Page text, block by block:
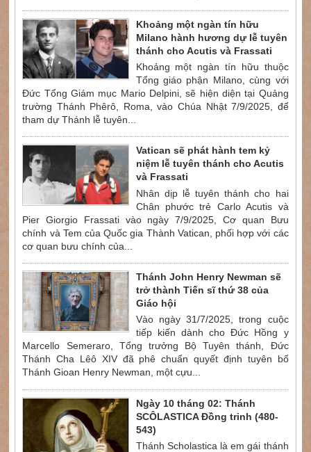
Khoảng một ngàn tín hữu
Milano hành hương dự lễ tuyên
thánh cho Acutis và Frassati
Khoảng một ngàn tín hữu thuộc
Tổng giáo phận Milano, cùng với
Đức Tổng Giám mục Mario Delpini, sẽ hiện diện tại Quảng
trường Thánh Phêrô, Roma, vào Chúa Nhật 7/9/2025, để
tham dự Thánh lễ tuyên...
Vatican sẽ phát hành tem kỷ
niệm lễ tuyên thánh cho Acutis
và Frassati
Nhân dịp lễ tuyên thánh cho hai
Chân phước trẻ Carlo Acutis và
Pier Giorgio Frassati vào ngày 7/9/2025, Cơ quan Bưu
chính và Tem của Quốc gia Thành Vatican, phối hợp với các
cơ quan bưu chính của...
Thánh John Henry Newman sẽ
trở thành Tiến sĩ thứ 38 của
Giáo hội
Vào ngày 31/7/2025, trong cuộc
tiếp kiến dành cho Đức Hồng y
Marcello Semeraro, Tổng trưởng Bộ Tuyên thánh, Đức
Thánh Cha Lêô XIV đã phê chuẩn quyết định tuyên bố
Thánh Gioan Henry Newman, một cựu...
Ngày 10 tháng 02: Thánh
SCÔLASTICA Đồng trinh (480-
543)
Thánh Scholastica là em gái thánh